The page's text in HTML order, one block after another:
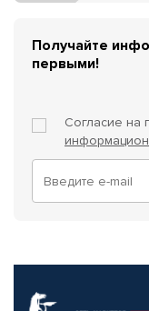
Получайте
первыми!
Согласие на